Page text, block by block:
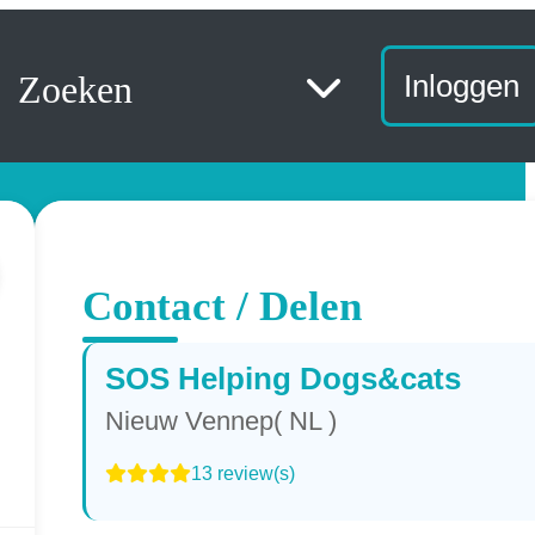
Zoeken Inloggen
Contact / Delen
SOS Helping Dogs&cats
Nieuw Vennep( NL )
13 review(s)